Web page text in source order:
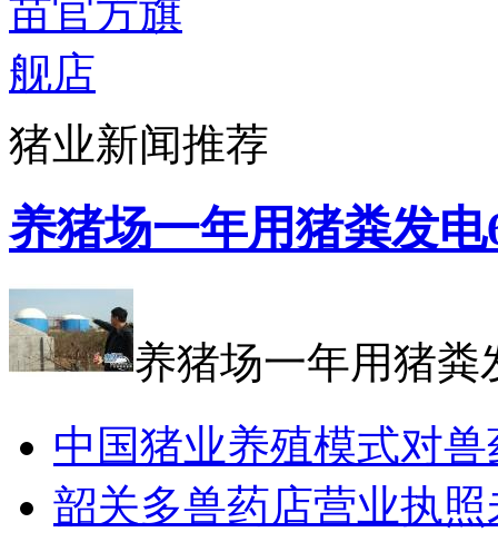
猪业新闻推荐
养猪场一年用猪粪发电
养猪场一年用猪粪
中国猪业养殖模式对
韶关多兽药店营业执